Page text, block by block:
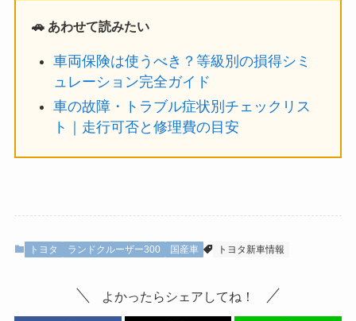
🚗 あわせて読みたい
車両保険は使うべき？等級別の損得シミ
ュレーション完全ガイド
車の故障・トラブル症状別チェックリス
ト｜走行可否と修理費の目安
トヨタ ランドクルーザー300 国産車 トヨタ新車情報
よかったらシェアしてね！